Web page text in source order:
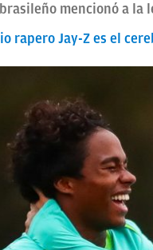
mencionó a la
rapero Jay-Z es el